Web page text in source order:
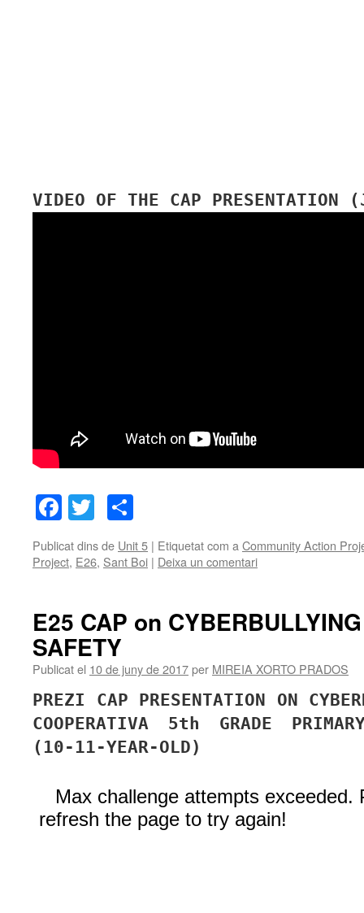
VIDEO OF THE CAP
Facebook
Twitter
Publicat dins de Unit 5 | Etiquetat com aCommunity Action
Project, E26, Sant Boi | Deixa un comentari
E25 CAP on
SAFETY
Publicat el 10 de juny de 2017per MIREIA XORTO PRADOS
PREZI CAP PRESENTATION ON
COOPERATIVA 5th GRADE
(10-11-YEAR-OLD)